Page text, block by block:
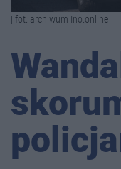
| fot. archiwum Ino.online